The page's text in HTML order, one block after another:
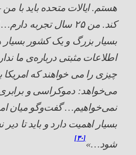
هستم. ایالات متحده باید با
کند. من ۲۵ سال تجربه
بسیار بزرگ و یک کشور بسیار
اطلاعات مثبتی درباره‌ی ما
چیزی را می خواهند که
می‌خواهد: دموکراسی و
نمی‌خواهیم… گفت‌وگو میان
بسیار اهمیت دارد و باید تا دیر
شود…»
[۳۰]